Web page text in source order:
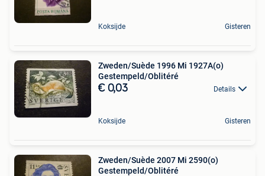
Koksijde Gisteren
Zweden/Suède 1996 Mi 1927A(o)
Gestempeld/Oblitéré
€ 0,03 Details
Koksijde Gisteren
Zweden/Suède 2007 Mi 2590(o)
Gestempeld/Oblitéré